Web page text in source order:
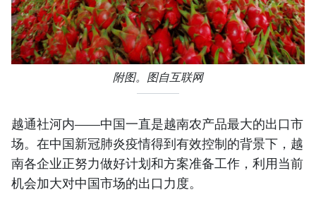
附图。图自互联网
越通社河内——中国一直是越南农产品最大的出口市
场。在中国新冠肺炎疫情得到有效控制的背景下，越
南各企业正努力做好计划和方案准备工作，利用当前
机会加大对中国市场的出口力度。